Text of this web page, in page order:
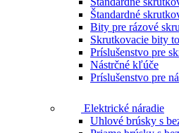
Štandardné
Bity pre rázové
Skrutkovacie bity
Príslušenstvo pre
Nástrčné kľúče
Príslušenstvo pre
Elektrické náradie
Uhlové brúsky s